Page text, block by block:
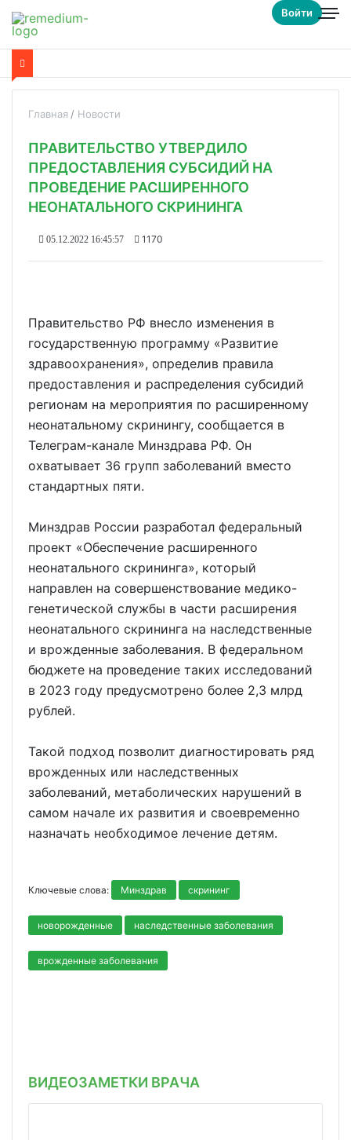
Войти
Главная Новости
ПРАВИТЕЛЬСТВО УТВЕРДИЛО
ПРЕДОСТАВЛЕНИЯ СУБСИДИЙ НА
ПРОВЕДЕНИЕ РАСШИРЕННОГО
НЕОНАТАЛЬНОГО СКРИНИНГА
05.12.2022 16:45:57 1170
Правительство РФ внесло изменения в
государственную программу «Развитие
здравоохранения», определив правила
предоставления и распределения субсидий
регионам на мероприятия по расширенному
неонатальному скринингу, сообщается в
Телеграм-канале Минздрава РФ. Он
охватывает 36 групп заболеваний вместо
стандартных пяти.
Минздрав России разработал федеральный
проект «Обеспечение расширенного
неонатального скрининга», который
направлен на совершенствование медико-
генетической службы в части расширения
неонатального скрининга на наследственные
и врожденные заболевания. В федеральном
бюджете на проведение таких исследований
в 2023 году предусмотрено более 2,3 млрд
рублей.
Такой подход позволит диагностировать ряд
врожденных или наследственных
заболеваний, метаболических нарушений в
самом начале их развития и своевременно
назначать необходимое лечение детям.
Ключевые слова: Минздрав скрининг
новорожденные наследственные заболевания
врожденные заболевания
ВИДЕОЗАМЕТКИ ВРАЧА